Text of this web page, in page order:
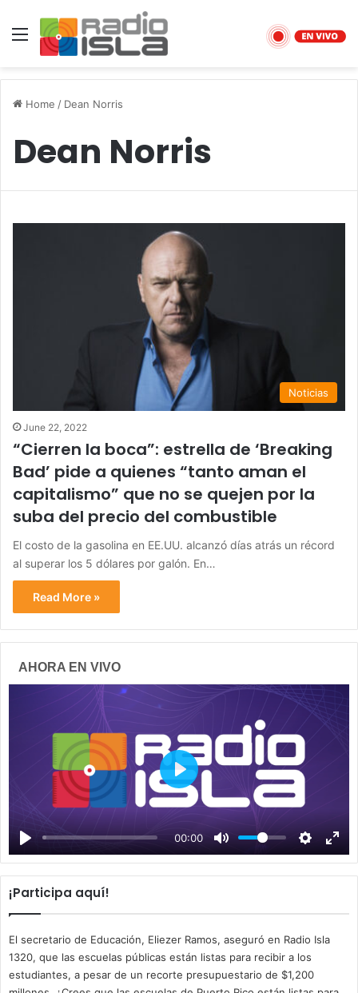
Menu
Home / Dean Norris
Dean Norris
Noticias
June 22, 2022
“Cierren la boca”: estrella de ‘Breaking
Bad’ pide a quienes “tanto aman el
capitalismo” que no se quejen por la
suba del precio del combustible
El costo de la gasolina en EE.UU. alcanzó días atrás un récord
al superar los 5 dólares por galón. En…
Read More »
AHORA EN VIVO
00:00
P
a
y
¡Participa aquí!
El secretario de Educación, Eliezer Ramos, aseguró en Radio Isla
1320, que las escuelas públicas están listas para recibir a los
estudiantes, a pesar de un recorte presupuestario de $1,200